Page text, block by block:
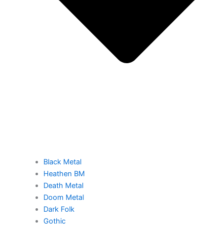
Black Metal
Heathen BM
Death Metal
Doom Metal
Dark Folk
Gothic